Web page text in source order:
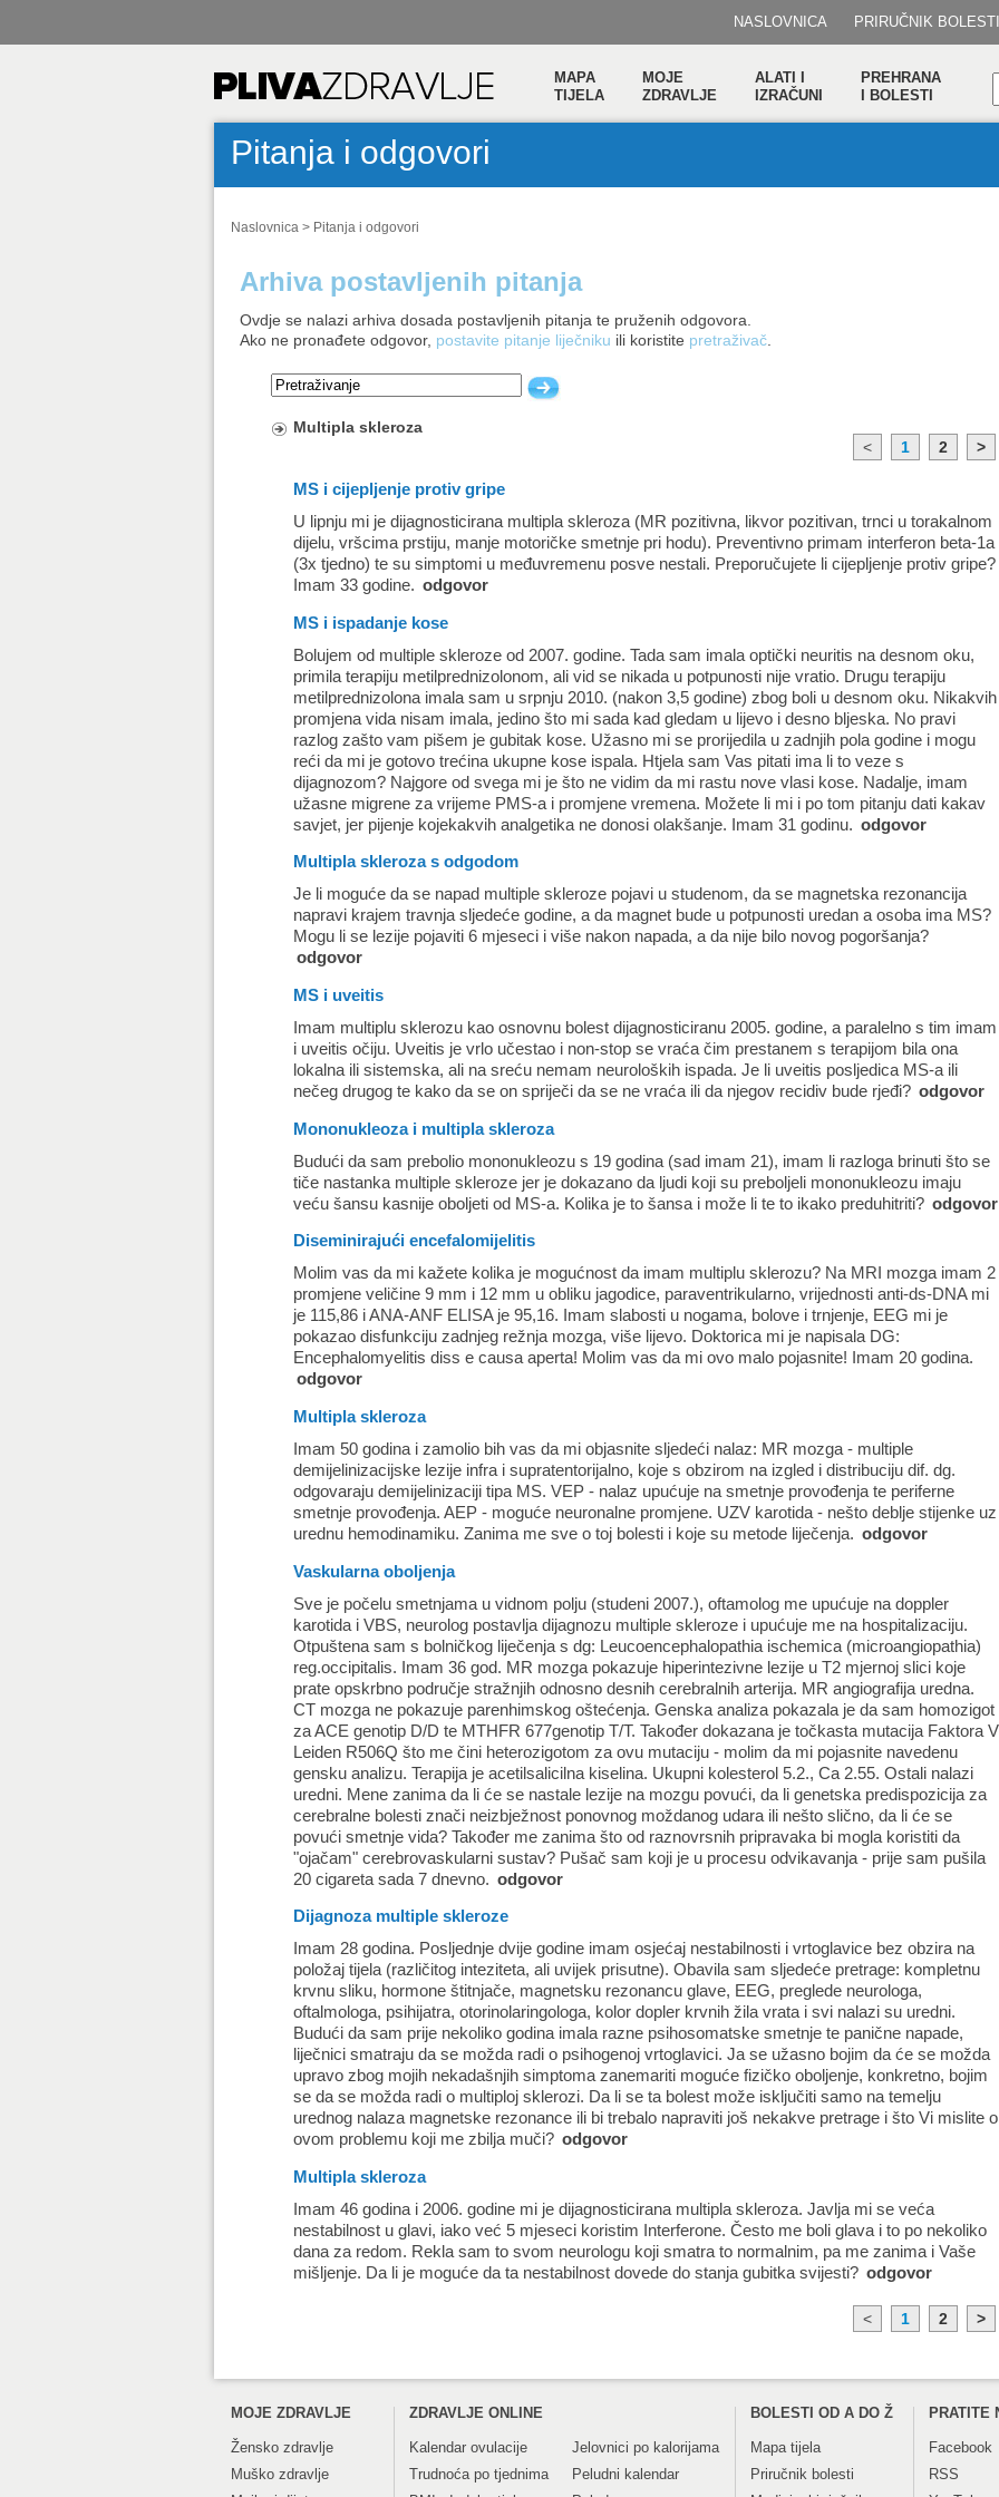
NASLOVNICA PRIRUČNIK BOLESTI
MAPA
TIJELA
MOJE
ZDRAVLJE
ALATI I
IZRAČUNI
PREHRANA
I BOLESTI
Pitanja i odgovori
Naslovnica > Pitanja i odgovori
Arhiva postavljenih pitanja
Ovdje se nalazi arhiva dosada postavljenih pitanja te pruženih odgovora.
Ako ne pronađete odgovor, postavite pitanje liječniku ili koristite pretraživač
Multipla skleroza
<
1 2 >
MS i cijepljenje protiv gripe
U lipnju mi je dijagnosticirana multipla skleroza (MR pozitivna, likvor pozitivan, trnci u torakalnom
dijelu, vršcima prstiju, manje motoričke smetnje pri hodu). Preventivno primam interferon beta-1a
(3x tjedno) te su simptomi u međuvremenu posve nestali. Preporučujete li cijepljenje protiv gripe?
Imam 33 godine. odgovor
MS i ispadanje kose
Bolujem od multiple skleroze od 2007. godine. Tada sam imala optički neuritis na desnom oku,
primila terapiju metilprednizolonom, ali vid se nikada u potpunosti nije vratio. Drugu terapiju
metilprednizolona imala sam u srpnju 2010. (nakon 3,5 godine) zbog boli u desnom oku. Nikakvih
promjena vida nisam imala, jedino što mi sada kad gledam u lijevo i desno bljeska. No pravi
razlog zašto vam pišem je gubitak kose. Užasno mi se prorijedila u zadnjih pola godine i mogu
reći da mi je gotovo trećina ukupne kose ispala. Htjela sam Vas pitati ima li to veze s
dijagnozom? Najgore od svega mi je što ne vidim da mi rastu nove vlasi kose. Nadalje, imam
užasne migrene za vrijeme PMS-a i promjene vremena. Možete li mi i po tom pitanju dati kakav
savjet, jer pijenje kojekakvih analgetika ne donosi olakšanje. Imam 31 godinu. odgovor
Multipla skleroza s odgodom
Je li moguće da se napad multiple skleroze pojavi u studenom, da se magnetska rezonancija
napravi krajem travnja sljedeće godine, a da magnet bude u potpunosti uredan a osoba ima MS?
Mogu li se lezije pojaviti 6 mjeseci i više nakon napada, a da nije bilo novog pogoršanja?
odgovor
MS i uveitis
Imam multiplu sklerozu kao osnovnu bolest dijagnosticiranu 2005. godine, a paralelno s tim imam
i uveitis očiju. Uveitis je vrlo učestao i non-stop se vraća čim prestanem s terapijom bila ona
lokalna ili sistemska, ali na sreću nemam neuroloških ispada. Je li uveitis posljedica MS-a ili
nečeg drugog te kako da se on spriječi da se ne vraća ili da njegov recidiv bude rjeđi? odgovor
Mononukleoza i multipla skleroza
Budući da sam prebolio mononukleozu s 19 godina (sad imam 21), imam li razloga brinuti što se
tiče nastanka multiple skleroze jer je dokazano da ljudi koji su preboljeli mononukleozu imaju
veću šansu kasnije oboljeti od MS-a. Kolika je to šansa i može li te to ikako preduhitriti? odgovor
Diseminirajući encefalomijelitis
Molim vas da mi kažete kolika je mogućnost da imam multiplu sklerozu? Na MRI mozga imam 2
promjene veličine 9 mm i 12 mm u obliku jagodice, paraventrikularno, vrijednosti anti-ds-DNA mi
je 115,86 i ANA-ANF ELISA je 95,16. Imam slabosti u nogama, bolove i trnjenje, EEG mi je
pokazao disfunkciju zadnjeg režnja mozga, više lijevo. Doktorica mi je napisala DG:
Encephalomyelitis diss e causa aperta! Molim vas da mi ovo malo pojasnite! Imam 20 godina.
odgovor
Multipla skleroza
Imam 50 godina i zamolio bih vas da mi objasnite sljedeći nalaz: MR mozga - multiple
demijelinizacijske lezije infra i supratentorijalno, koje s obzirom na izgled i distribuciju dif. dg.
odgovaraju demijelinizaciji tipa MS. VEP - nalaz upućuje na smetnje provođenja te periferne
smetnje provođenja. AEP - moguće neuronalne promjene. UZV karotida - nešto deblje stijenke uz
urednu hemodinamiku. Zanima me sve o toj bolesti i koje su metode liječenja. odgovor
Vaskularna oboljenja
Sve je počelu smetnjama u vidnom polju (studeni 2007.), oftamolog me upućuje na doppler
karotida i VBS, neurolog postavlja dijagnozu multiple skleroze i upućuje me na hospitalizaciju.
Otpuštena sam s bolničkog liječenja s dg: Leucoencephalopathia ischemica (microangiopathia)
reg.occipitalis. Imam 36 god. MR mozga pokazuje hiperintezivne lezije u T2 mjernoj slici koje
prate opskrbno područje stražnjih odnosno desnih cerebralnih arterija. MR angiografija uredna.
CT mozga ne pokazuje parenhimskog oštećenja. Genska analiza pokazala je da sam homozigot
za ACE genotip D/D te MTHFR 677genotip T/T. Također dokazana je točkasta mutacija Faktora V
Leiden R506Q što me čini heterozigotom za ovu mutaciju - molim da mi pojasnite navedenu
gensku analizu. Terapija je acetilsalicilna kiselina. Ukupni kolesterol 5.2., Ca 2.55. Ostali nalazi
uredni. Mene zanima da li će se nastale lezije na mozgu povući, da li genetska predispozicija za
cerebralne bolesti znači neizbježnost ponovnog moždanog udara ili nešto slično, da li će se
povući smetnje vida? Također me zanima što od raznovrsnih pripravaka bi mogla koristiti da
"ojačam" cerebrovaskularni sustav? Pušač sam koji je u procesu odvikavanja - prije sam pušila
20 cigareta sada 7 dnevno. odgovor
Dijagnoza multiple skleroze
Imam 28 godina. Posljednje dvije godine imam osjećaj nestabilnosti i vrtoglavice bez obzira na
položaj tijela (različitog inteziteta, ali uvijek prisutne). Obavila sam sljedeće pretrage: kompletnu
krvnu sliku, hormone štitnjače, magnetsku rezonancu glave, EEG, preglede neurologa,
oftalmologa, psihijatra, otorinolaringologa, kolor dopler krvnih žila vrata i svi nalazi su uredni.
Budući da sam prije nekoliko godina imala razne psihosomatske smetnje te panične napade,
liječnici smatraju da se možda radi o psihogenoj vrtoglavici. Ja se užasno bojim da će se možda
upravo zbog mojih nekadašnjih simptoma zanemariti moguće fizičko oboljenje, konkretno, bojim
se da se možda radi o multiploj sklerozi. Da li se ta bolest može isključiti samo na temelju
urednog nalaza magnetske rezonance ili bi trebalo napraviti još nekakve pretrage i što Vi mislite o
ovom problemu koji me zbilja muči? odgovor
Multipla skleroza
Imam 46 godina i 2006. godine mi je dijagnosticirana multipla skleroza. Javlja mi se veća
nestabilnost u glavi, iako već 5 mjeseci koristim Interferone. Često me boli glava i to po nekoliko
dana za redom. Rekla sam to svom neurologu koji smatra to normalnim, pa me zanima i Vaše
mišljenje. Da li je moguće da ta nestabilnost dovede do stanja gubitka svijesti? odgovor
< 1 2 >
MOJE ZDRAVLJE
Žensko zdravlje
Muško zdravlje
ZDRAVLJE ONLINE
Kalendar ovulacije
Trudnoća po tjednima
Jelovnici po kalorijama
Peludni kalendar
BOLESTI OD A DO Ž
Mapa tijela
Priručnik bolesti
PRATITE
Facebook
RSS